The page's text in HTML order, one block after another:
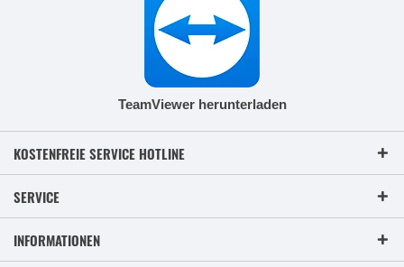
TeamViewer herunterladen
KOSTENFREIE SERVICE HOTLINE
SERVICE
INFORMATIONEN